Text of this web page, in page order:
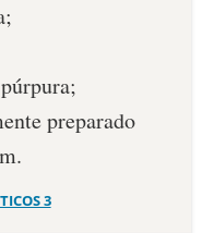
preparado
3